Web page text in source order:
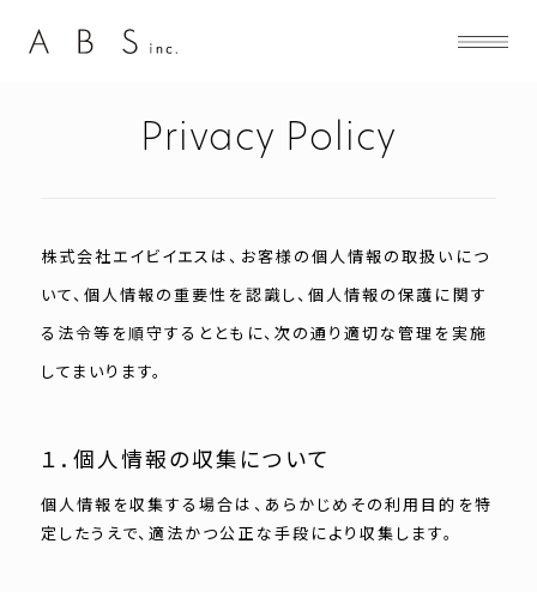
Privacy Policy
株式会社エイビイエスは、お客様の個人情報の取扱いにつ
いて、個人情報の重要性を認識し、個人情報の保護に関す
る法令等を順守するとともに、次の通り適切な管理を実施
してまいります。
１．個人情報の収集について
個人情報を収集する場合は、あらかじめその利用目的を特
定したうえで、適法かつ公正な手段により収集します。